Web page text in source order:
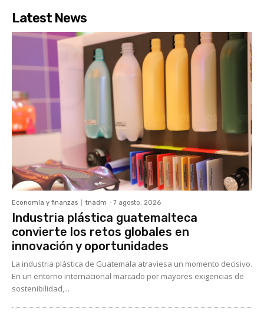
Latest News
Economía y finanzas tnadm - 7 agosto, 2026
Industria plástica guatemalteca
convierte los retos globales en
innovación y oportunidades
La industria plástica de Guatemala atraviesa un momento decisivo.
En un entorno internacional marcado por mayores exigencias de
sostenibilidad,...